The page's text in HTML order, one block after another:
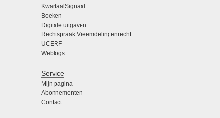
KwartaalSignaal
Boeken
Digitale uitgaven
Rechtspraak Vreemdelingenrecht
UCERF
Weblogs
Service
Mijn pagina
Abonnementen
Contact